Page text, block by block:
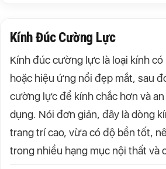
Kính Đúc Cường Lực
Kính đúc cường lực là loại kính có
hoặc hiệu ứng nổi đẹp mắt, sau
cường lực để kính chắc hơn và
dụng. Nói đơn giản, đây là dòng
trang trí cao, vừa có độ bền tốt,
trong nhiều hạng mục nội thất và